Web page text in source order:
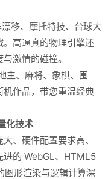
移、摩托特技、台球大
高逼真的物理引擎还
激情的碰撞。
主、麻将、象棋、围
作品，带您重温经典
化技术
、硬件配置要求高、
进的 WebGL、HTML5
形渲染与逻辑计算深